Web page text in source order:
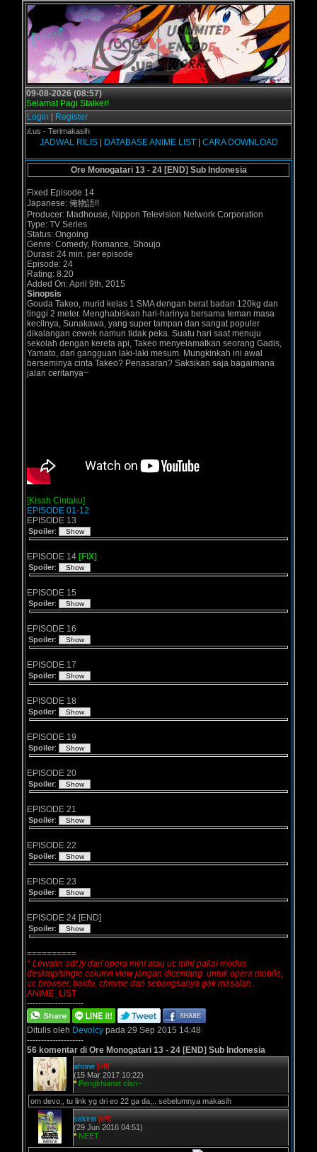
09-08-2026 (08:57)
Selamat Pagi Stalker!
Login
Register
- Terimakasih
JADWAL RILIS| DATABASE ANIME LIST| CARA DOWNLOAD
Ore Monogatari 13 - 24 [END] Sub Indonesia
Fixed Episode 14
Japanese: 俺物語!!
Producer: Madhouse, Nippon Television Network Corporation
Type: TV Series
Status: Ongoing
Genre: Comedy, Romance, Shoujo
Durasi: 24 min. per episode
Episode: 24
Rating: 8.20
Added On: April 9th, 2015
Sinopsis
Gouda Takeo, murid kelas 1 SMA dengan berat badan 120kg dan
tinggi 2 meter. Menghabiskan hari-harinya bersama teman masa
kecilnya, Sunakawa, yang super tampan dan sangat populer
dikalangan cewek namun tidak peka. Suatu hari saat menuju
sekolah dengan kereta api, Takeo menyelamatkan seorang Gadis,
Yamato, dari gangguan laki-laki mesum. Mungkinkah ini awal
berseminya cinta Takeo? Penasaran? Saksikan saja bagaimana
jalan ceritanya~
[Kisah Cintaku]
EPISODE 01-12
EPISODE 13
Spoiler:
EPISODE 14 [FIX]
Spoiler:
EPISODE 15
Spoiler:
EPISODE 16
Spoiler:
EPISODE 17
Spoiler:
EPISODE 18
Spoiler:
EPISODE 19
Spoiler:
EPISODE 20
Spoiler:
EPISODE 21
Spoiler:
EPISODE 22
Spoiler:
EPISODE 23
Spoiler:
EPISODE 24 [END]
Spoiler:
==========
* Lewatin adf.ly dari opera mini atau uc mini pakai modus
desktop/single column view jangan dicentang. untuk opera mobile,
uc browser, baidu, chrome dan sebangsanya gak masalah.
ANIME_LIST
--------------------
Ditulis oleh Devoicy pada 29 Sep 2015 14:48
--------------------
56 komentar di Ore Monogatari 13 - 24 [END] Sub Indonesia
ahone [off]
(15 Mar 2017 10:22)
* Pengkhianat clan~
om devo,, tu link yg dri eo 22 ga da,,. sebelumnya makasih
sekirei [off]
(29 Jun 2016 04:51)
* NEET